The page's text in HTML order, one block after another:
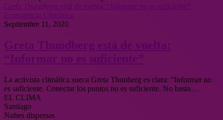
Septiembre 11, 2020
La activista climática sueca Greta Thunberg es clara: “Informar no
es suficiente. Conectar los puntos no es suficiente. No basta…
EL CLIMA
Santiago
Nubes dispersas